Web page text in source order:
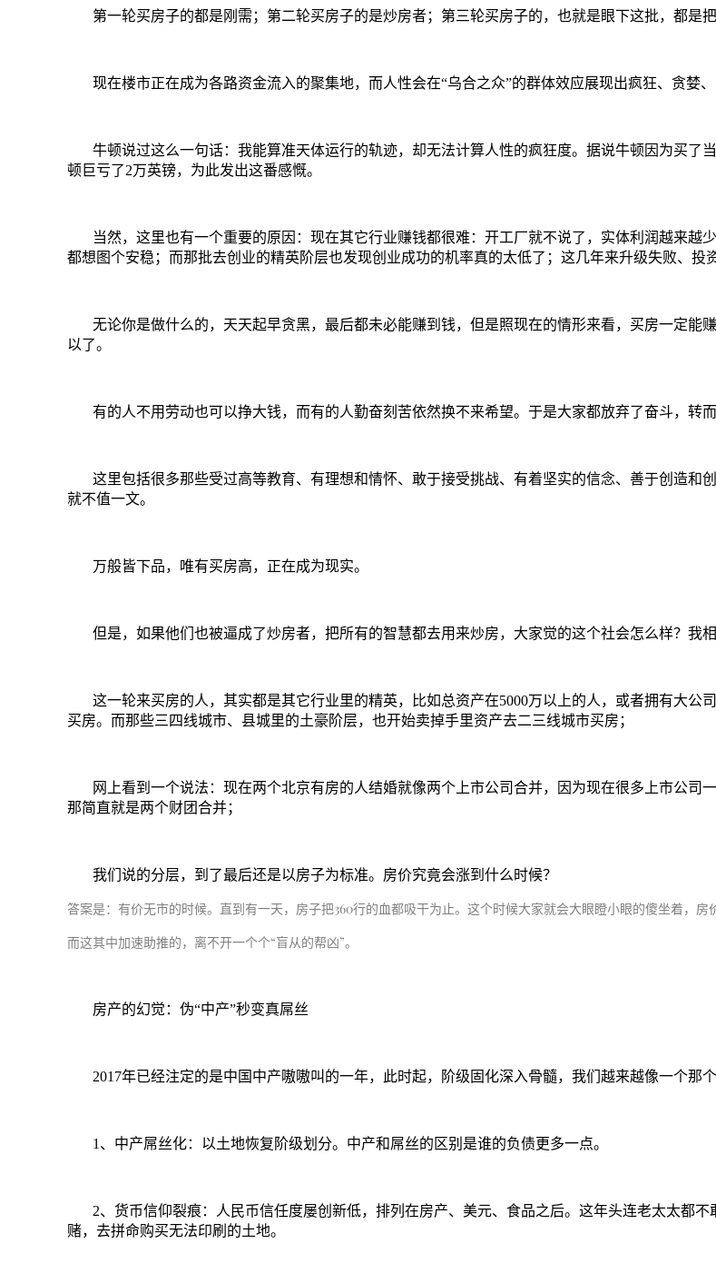
第一轮买房子的都是刚需；第二轮买房子的是炒房者；第三轮买房子的，也就是眼下这批，都是
现在楼市正在成为各路资金流入的聚集地，而人性会在“乌合之众”的群体效应展现出疯狂、贪婪、
牛顿说过这么一句话：我能算准天体运行的轨迹，却无法计算人性的疯狂度。据说牛顿因为买了
顿巨亏了2万英镑，为此发出这番感慨。
当然，这里也有一个重要的原因：现在其它行业赚钱都很难：开工厂就不说了，实体利润越来越
都想图个安稳；而那批去创业的精英阶层也发现创业成功的机率真的太低了；这几年来升级失败、投
无论你是做什么的，天天起早贪黑，最后都未必能赚到钱，但是照现在的情形来看，买房一定能
以了。
有的人不用劳动也可以挣大钱，而有的人勤奋刻苦依然换不来希望。于是大家都放弃了奋斗，转而
这里包括很多那些受过高等教育、有理想和情怀、敢于接受挑战、有着坚实的信念、善于创造和
就不值一文。
万般皆下品，唯有买房高，正在成为现实。
但是，如果他们也被逼成了炒房者，把所有的智慧都去用来炒房，大家觉的这个社会怎么样？我
这一轮来买房的人，其实都是其它行业里的精英，比如总资产在5000万以上的人，或者拥有大公
买房。而那些三四线城市、县城里的土豪阶层，也开始卖掉手里资产去二三线城市买房；
网上看到一个说法：现在两个北京有房的人结婚就像两个上市公司合并，因为现在很多上市公司
那简直就是两个财团合并；
我们说的分层，到了最后还是以房子为标准。房价究竟会涨到什么时候？
答案是：有价无市的时候。直到有一天，房子把360行的血都吸干为止。这个时候大家就会大眼瞪小眼的傻坐着，房
而这其中加速助推的，离不开一个个“盲从的帮凶”。
房产的幻觉：伪“中产”秒变真屌丝
2017年已经注定的是中国中产嗷嗷叫的一年，此时起，阶级固化深入骨髓，我们越来越像一个那
1 、 中产屌丝化：以土地恢复阶级划分。中产和屌丝的区别是谁的负债更多一点。
2、货币信仰裂痕：人民币信任度屡创新低，排列在房产、美元、食品之后。这年头连老太太都
赌，去拼命购买无法印刷的土地。